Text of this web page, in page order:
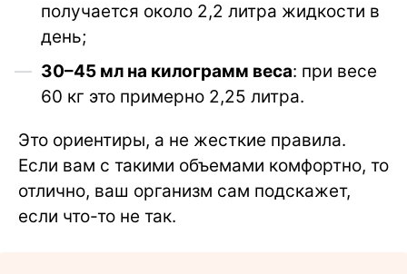
получается около 2,2 литра жидкости в
день;
30–45 мл на килограмм веса: при весе
60 кг это примерно 2,25 литра.
Это ориентиры, а не жесткие правила.
Если вам с такими объемами комфортно, то
отлично, ваш организм сам подскажет,
если что-то не так.